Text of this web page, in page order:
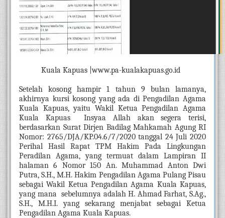
Kuala Kapuas |www.pa-kualakapuas.go.id
Setelah kosong hampir 1 tahun 9 bulan lamanya,
akhirnya kursi kosong yang ada di Pengadilan Agama
Kuala Kapuas, yaitu Wakil Ketua Pengadilan Agama
Kuala Kapuas  Insyaa Allah akan segera terisi,
berdasarkan Surat Dirjen Badilag Mahkamah Agung RI
Nomor: 2765/DJA/KP.04.6/7/2020 tanggal 24 Juli 2020
Perihal Hasil Rapat TPM Hakim Pada Lingkungan
Peradilan Agama, yang termuat dalam Lampiran II
halaman 6 Nomor 150 An. Muhammad Anton Dwi
Putra, S.H., M.H. Hakim Pengadilan Agama Pulang Pisau
sebagai Wakil Ketua Pengadilan Agama Kuala Kapuas,
yang mana  sebelumnya adalah H. Ahmad Farhat, S.Ag.,
S.H., M.H.I. yang sekarang menjabat sebagai Ketua
Pengadilan Agama Kuala Kapuas.